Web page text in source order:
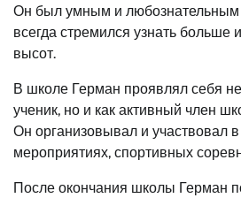
Он был умным и любознательным
всегда стремился узнать больше
высот.
В школе Герман проявлял себя
ученик, но и как активный член
Он организовывал и участвовал
мероприятиях, спортивных
После окончания школы Герман